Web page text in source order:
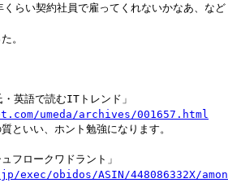
い契約社員で雇ってくれないかなあ、など
。
英語で読むITトレンド」
umeda/archives/001657.html
といい、ホント勉強になります。
フロークワドラント」
exec/obidos/ASIN/448086332X/